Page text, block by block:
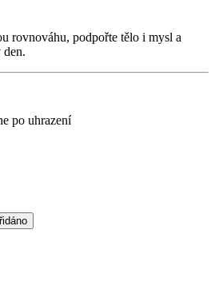
rovnováhu, podpořte tělo i mysl a
den.
po uhrazení